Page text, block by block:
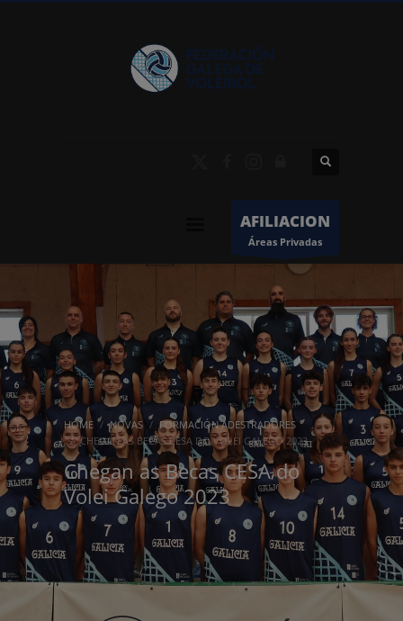
AFILIACION
Áreas Privadas
HOME NOVAS
FORMACIÓN ADESTRADORES
CHEGAN AS BECAS CESA DO VOLEI GALEGO 2023
Chegan as Becas CESA do
Volei Galego 2023